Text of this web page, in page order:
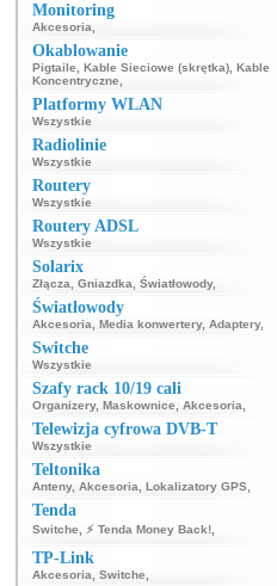
Monitoring
Akcesoria
Okablowanie
Pigtaile Kable Sieciowe (skrętka) Kable
Koncentryczne
Platformy WLAN
Wszystkie
Radiolinie
Wszystkie
Routery
Wszystkie
Routery ADSL
Wszystkie
Solarix
Złącza Gniazdka Światłowody,
Światłowody
Akcesoria Media konwertery, Adaptery,
Switche
Wszystkie
Szafy rack 10/19 cali
Organizery, Maskownice Akcesoria
Telewizja cyfrowa DVB-T
Wszystkie
Teltonika
Anteny, Akcesoria Lokalizatory GPS
Tenda
Switche ⚡ Tenda Money Back!
TP-Link
Akcesoria Switche